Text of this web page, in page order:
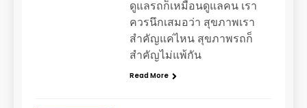
ดูแลรถก็เหมือนดูแลคน เรา
ควรนึกเสมอว่า สุขภาพเรา
สำคัญแค่ไหน สุขภาพรถก็
สำคัญไม่แพ้กัน
Read More